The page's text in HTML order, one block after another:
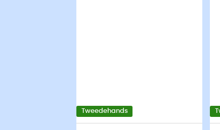
Tweedehands